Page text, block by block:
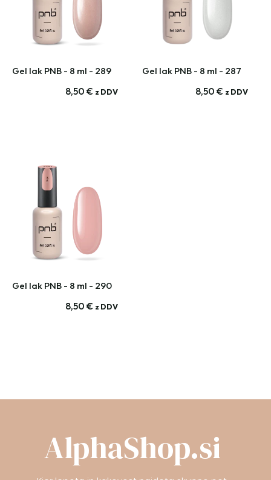
Gel lak PNB - 8 ml - 289
8,50€ z DDV
Gel lak PNB - 8 ml - 287
8,50€ z DDV
Gel lak PNB - 8 ml - 290
8,50€ z DDV
AlphaShop.si